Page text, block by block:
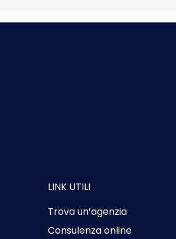
LINK UTILI
Trova un’agenzia
Consulenza online